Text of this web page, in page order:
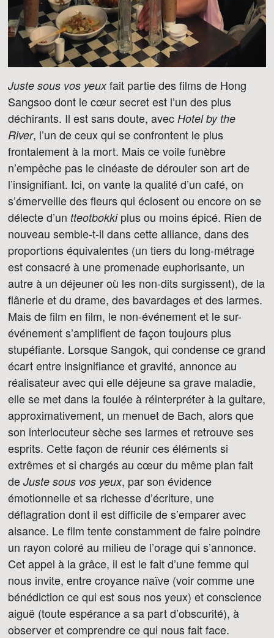
Juste sous vos yeuxfait partie des films de Hong
Sangsoo dont le cœur secret est l’un des plus
déchirants. Il est sans doute, avec Hotel by the
River, l’un de ceux qui se confrontent le plus
frontalement à la mort. Mais ce voile funèbre
n’empêche pas le cinéaste de dérouler son art de
l’insignifiant. Ici, on vante la qualité d’un café, on
s’émerveille des fleurs qui éclosent ou encore on se
délecte d’un tteotbokkiplus ou moins épicé. Rien de
nouveau semble-t-il dans cette alliance, dans des
proportions équivalentes (un tiers du long-métrage
est consacré à une promenade euphorisante, un
autre à un déjeuner où les non-dits surgissent), de la
flânerie et du drame, des bavardages et des larmes.
Mais de film en film, le non-événement et le sur-
événement s’amplifient de façon toujours plus
stupéfiante. Lorsque Sangok, qui condense ce grand
écart entre insignifiance et gravité, annonce au
réalisateur avec qui elle déjeune sa grave maladie,
elle se met dans la foulée à réinterpréter à la guitare,
approximativement, un menuet de Bach, alors que
son interlocuteur sèche ses larmes et retrouve ses
esprits. Cette façon de réunir ces éléments si
extrêmes et si chargés au cœur du même plan fait
de Juste sous vos yeux, par son évidence
émotionnelle et sa richesse d’écriture, une
déflagration dont il est difficile de s’emparer avec
aisance. Le film tente constamment de faire poindre
un rayon coloré au milieu de l’orage qui s’annonce.
Cet appel à la grâce, il est le fait d’une femme qui
nous invite, entre croyance naïve (voir comme une
bénédiction ce qui est sous nos yeux) et conscience
aiguë (toute espérance a sa part d’obscurité), à
observer et comprendre ce qui nous fait face.